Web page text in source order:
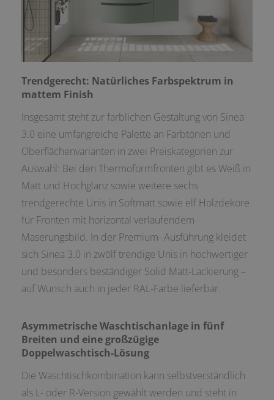
Trendgerecht: Natürliches Farbspektrum in
mattem Finish
Insgesamt steht zur farblichen Gestaltung von Sinea
3.0 eine umfangreiche Palette an Farbtönen und
Oberflächenvarianten in zwei Preiskategorien zur
Auswahl: Bei den Thermoformfronten gibt es Weiß in
Matt und Hochglanz sowie weitere sechs
trendgerechte Unis in Softmatt sowie elf Holzdekore
für Fronten mit horizontal verlaufendem
Maserungsbild. In der Premium- Ausführung kleidet
sich Sinea 3.0 in zwölf trendige Unis in hochwertiger
und besonders beständiger Solid Matt-Lackierung –
auf Wunsch auch in jeder RAL-Farbe lieferbar.
Asymmetrische Waschtischanlage in fünf
Breiten und eine großzügige
Doppelwaschtisch-Lösung
Die Waschtischkombination kann selbstverständlich
als L- oder R-Version gewählt werden und steht in